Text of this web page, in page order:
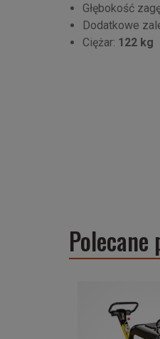
Głębokość
Dodatkowe
Ciężar: 122 kg